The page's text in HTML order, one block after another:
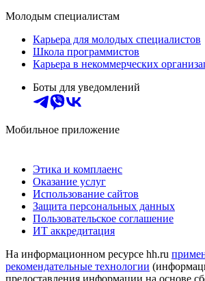
Молодым специалистам
Карьера для молодых специалистов
Школа программистов
Карьера в некоммерческих
Боты для уведомлений
Мобильное приложение
Этика и комплаенс
Оказание услуг
Использование сайтов
Защита персональных данных
Пользовательское соглашение
ИТ аккредитация
На информационном ресурсе hh.ru
рекомендательные технологии